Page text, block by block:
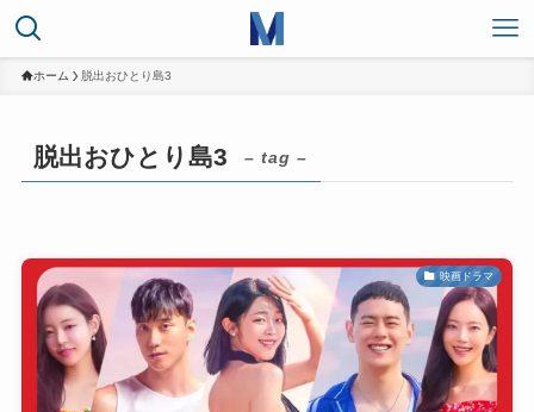
ホーム 脱出おひとり島3
脱出おひとり島3 – tag –
映画ドラマ